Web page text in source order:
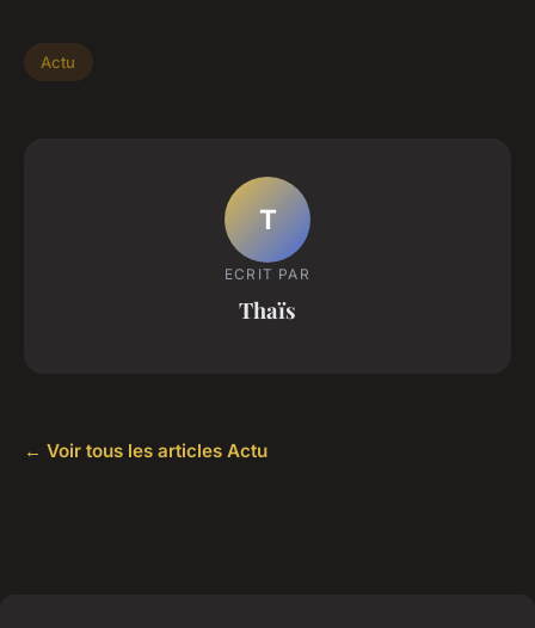
Actu
T
ECRIT PAR
Thaïs
← Voir tous les articles Actu